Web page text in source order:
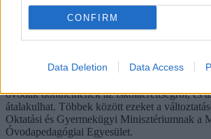
CONFIRM
Data Deletion Data Access
Eltörölnék a 45 perces iskola-
óvodák dönthetnének az iskolaérettségről, és
átalakulhat. Többek között ezeket a
Oktatási és Gyermekügyi Minisztériumnak a
Óvodapedagógiai Egyesület.